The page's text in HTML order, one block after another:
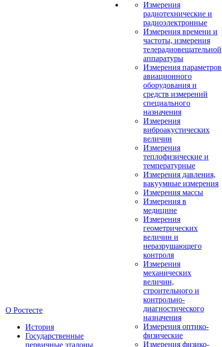
О Ростесте
История
Государственные
первичные эталоны
Измерения
радиотехнические и
радиоэлектронные
Измерения времени и
частоты, измерения
телерадиовещательной
аппаратуры
Измерения параметров
авиационного
оборудования и
средств измерений
специального
назначения
Измерения
виброакустических
величин
Измерения
теплофизические и
температурные
Измерения давления,
вакуумные измерения
Измерения массы
Измерения в
медицине
Измерения
геометрических
величин и
неразрушающего
контроля
Измерения
механических
величин,
строительного и
контрольно-
диагностического
назначения
Измерения оптико-
физические
Измерения физико-